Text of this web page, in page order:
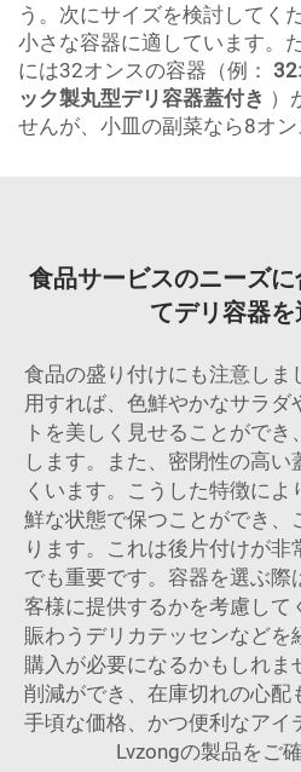
う。次にサイズを検討してく
小さな容器に適しています。
には32オンスの容器（例： 32
ック製丸型デリ容器蓋付き ）
せんが、小皿の副菜なら8オン
食品サービスのニーズ
てデリ容器
食品の盛り付けにも注意しま
用すれば、色鮮やかなサラダ
トを美しく見せることがで
します。また、密閉性の高い
くいます。こうした特徴に
鮮な状態で保つことができ、
ります。これは後片付けが
でも重要です。容器を選ぶ際
客様に提供するかを考慮して
賑わうデリカテッセンなどを
購入が必要になるかもしれま
削減ができ、在庫切れの心配
手頃な価格、かつ便利なアイ
Lvzongの製品をご